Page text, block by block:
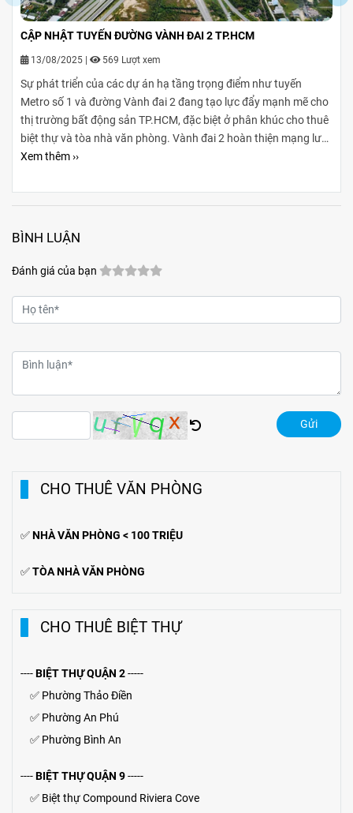
CẬP NHẬT TUYẾN ĐƯỜNG VÀNH ĐAI 2 TP.HCM
13/08/2025 | 569 Lượt xem
Sự phát triển của các dự án hạ tầng trọng điểm như tuyến
Metro số 1 và đường Vành đai 2 đang tạo lực đẩy mạnh mẽ cho
thị trường bất động sản TP.HCM, đặc biệt ở phân khúc cho thuê
biệt thự và tòa nhà văn phòng. Vành đai 2 hoàn thiện mạng lưới
giao thông liên vùng, rút ngắn thời gian di chuyển từ ngoại
khu đô thị mới, khu biệt thự cao cấp và cụm văn phòng ở những
đồng bộ đang tạo ra biên độ tăng giá và tiềm năng khai thác
cho thuê bền vững cho các loại hình bất động sản này.
Xem thêm ››
BÌNH LUẬN
Đánh giá của bạn
Gửi
CHO THUÊ VĂN PHÒNG
✅NHÀ VĂN PHÒNG < 100 TRIỆU
✅TÒA NHÀ VĂN PHÒNG
CHO THUÊ BIỆT THỰ
----BIỆT THỰ QUẬN 2-----
✅ Phường Thảo Điền
✅ Phường An Phú
✅ Phường Bình An
----BIỆT THỰ QUẬN 9-----
✅ Biệt thự Compound Riviera Cove